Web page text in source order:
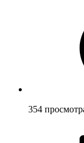
354